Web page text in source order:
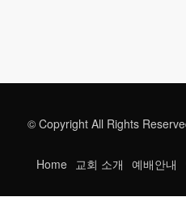
© Copyright All Rights
Home 교회 소개 예배안내